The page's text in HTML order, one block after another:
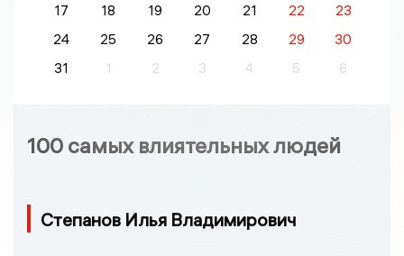
17
18 19 20 21 22
23
24
25 26 27 28 29
30
31
1 2 3 4 5 6
100 самых влиятельных людей
Степанов Илья Владимирович